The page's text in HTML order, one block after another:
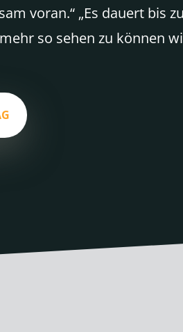
voran.“ „Es dauert bis
so sehen zu können